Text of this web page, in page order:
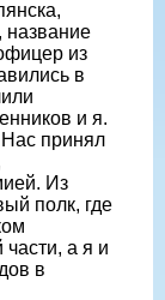
название
из
в
и я.
принял
Из
полк, где
а я и
в